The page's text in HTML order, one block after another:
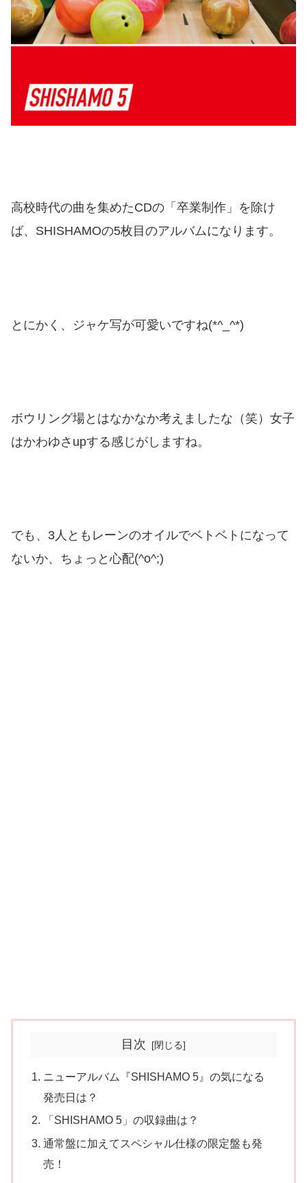
高校時代の曲を集めたCDの「卒業制作」を除け
ば、SHISHAMOの5枚目のアルバムになります。
とにかく、ジャケ写が可愛いですね(*^_^*)
ボウリング場とはなかなか考えましたな（笑）女子
はかわゆさupする感じがしますね。
でも、3人ともレーンのオイルでベトベトになって
ないか、ちょっと心配(^o^;)
目次
ニューアルバム『SHISHAMO 5』の気になる
発売日は？
「SHISHAMO 5」の収録曲は？
通常盤に加えてスペシャル仕様の限定盤も発
売！